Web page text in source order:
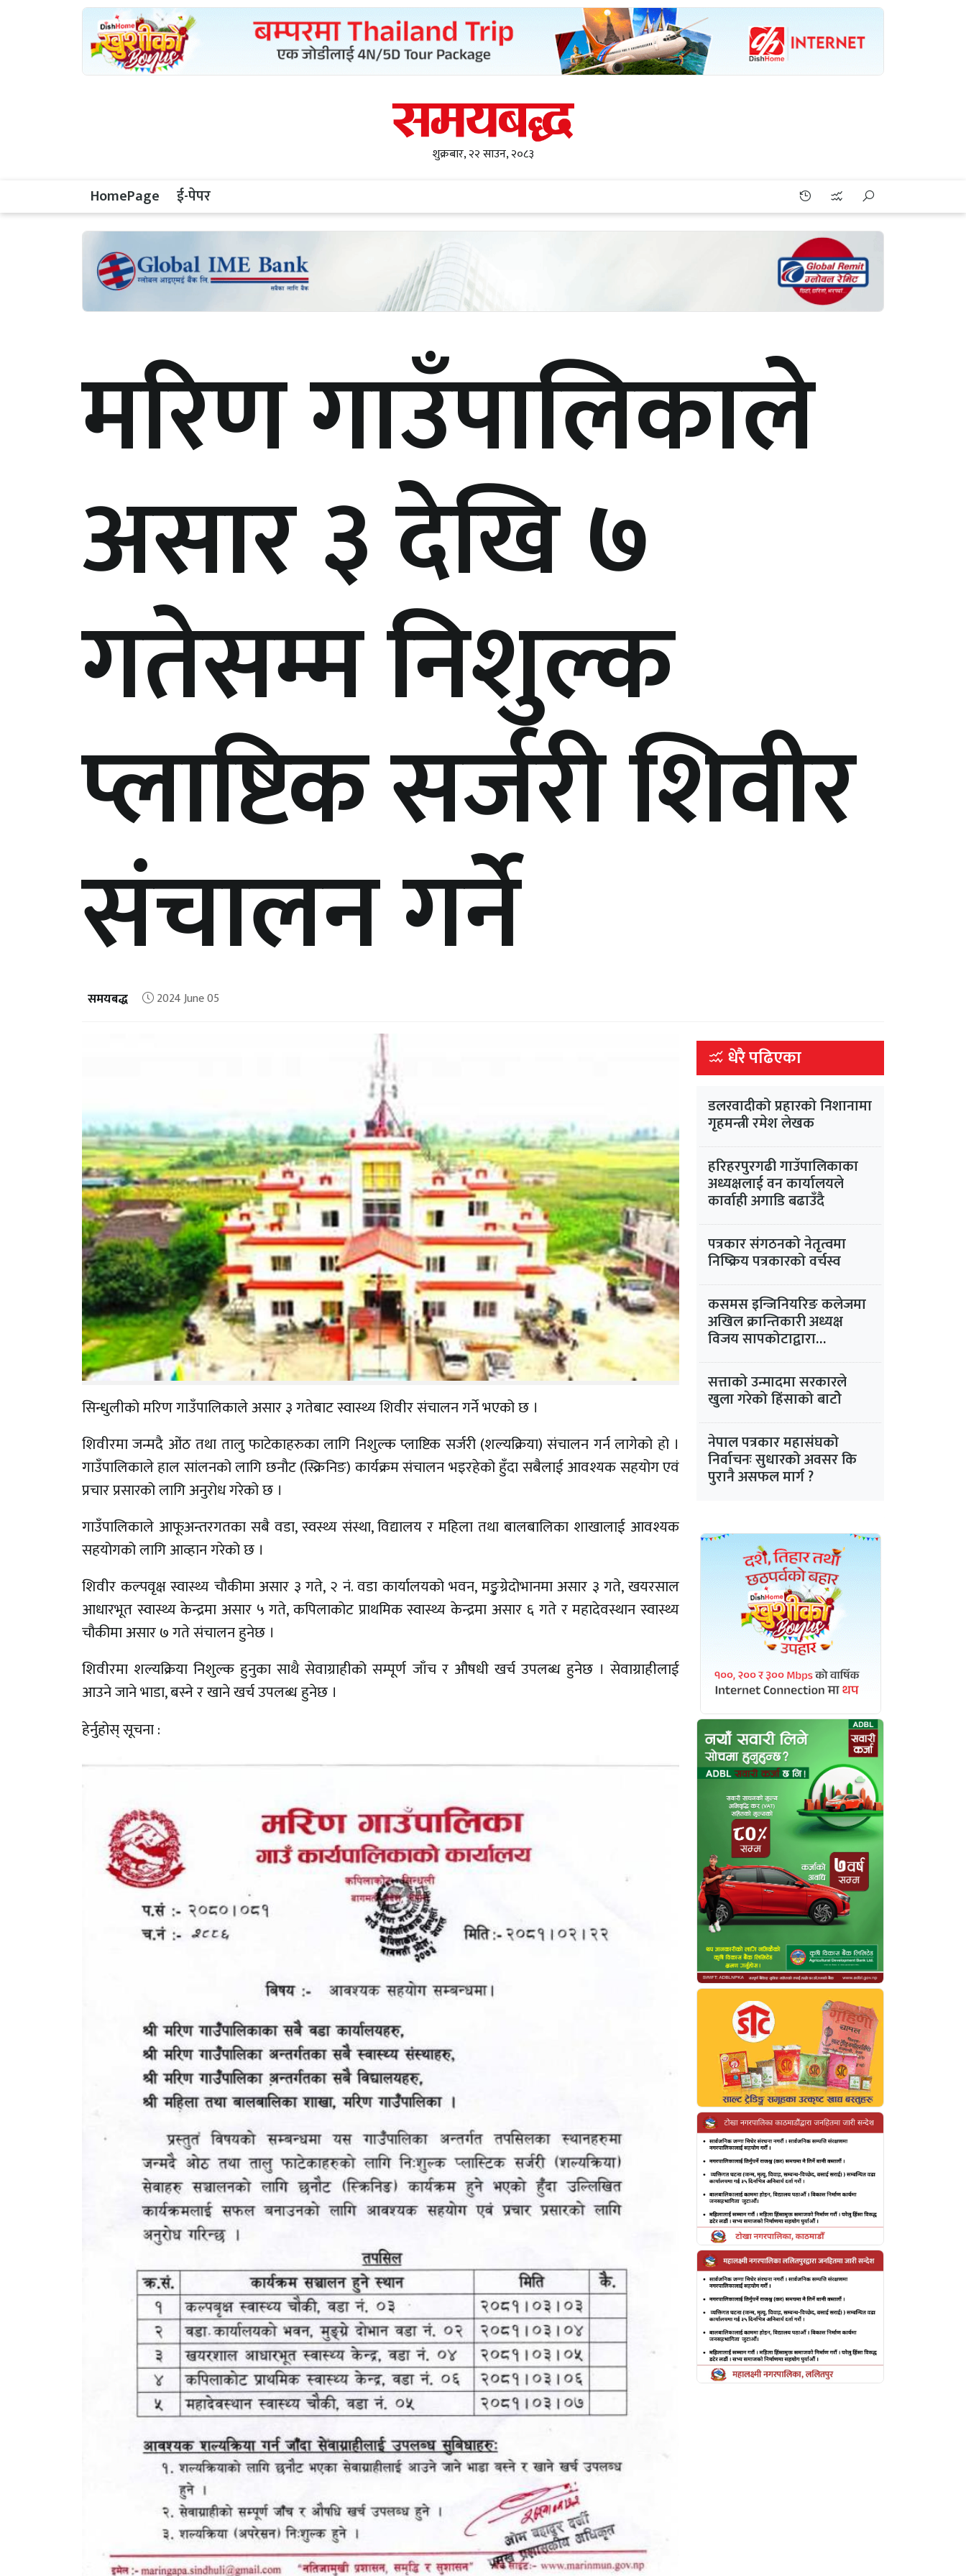
शुक्रबार, २२ साउन, २०८३
HomePage ई-पेपर
मरिण गाउँपालिकाले
असार ३ देखि ७
गतेसम्म निशुल्क
प्लाष्टिक सर्जरी शिवीर
संचालन गर्ने
समयबद्ध 2024 June 05
सिन्धुलीको मरिण गाउँपालिकाले असार ३ गतेबाट स्वास्थ्य शिवीर संचालन गर्ने भएको छ ।
शिवीरमा जन्मदै ओंठ तथा तालु फाटेकाहरुका लागि निशुल्क प्लाष्टिक सर्जरी (शल्यक्रिया) संचालन गर्न लागेको हो ।
गाउँपालिकाले हाल सांलनको लागि छनौट (स्क्रिनिङ) कार्यक्रम संचालन भइरहेको हुँदा सबैलाई आवश्यक सहयोग एवं
प्रचार प्रसारको लागि अनुरोध गरेको छ ।
गाउँपालिकाले आफूअन्तरगतका सबै वडा, स्वस्थ्य संस्था, विद्यालय र महिला तथा बालबालिका शाखालाई आवश्यक
सहयोगको लागि आव्हान गरेको छ ।
शिवीर कल्पवृक्ष स्वास्थ्य चौकीमा असार ३ गते, २ नं. वडा कार्यालयको भवन, मङु्ग्रेदोभानमा असार ३ गते, खयरसाल
आधारभूत स्वास्थ्य केन्द्रमा असार ५ गते, कपिलाकोट प्राथमिक स्वास्थ्य केन्द्रमा असार ६ गते र महादेवस्थान स्वास्थ्य
चौकीमा असार ७ गते संचालन हुनेछ ।
शिवीरमा शल्यक्रिया निशुल्क हुनुका साथै सेवाग्राहीको सम्पूर्ण जाँच र औषधी खर्च उपलब्ध हुनेछ । सेवाग्राहीलाई
आउने जाने भाडा, बस्ने र खाने खर्च उपलब्ध हुनेछ ।
हेर्नुहोस् सूचना :
धेरै पढिएका
डलरवादीको प्रहारको निशानामा
गृहमन्त्री रमेश लेखक
हरिहरपुरगढी गाउँपालिकाका
अध्यक्षलाई वन कार्यालयले
कार्वाही अगाडि बढाउँदै
पत्रकार संगठनको नेतृत्वमा
निष्क्रिय पत्रकारको वर्चस्व
कसमस इन्जिनियरिङ कलेजमा
अखिल क्रान्तिकारी अध्यक्ष
विजय सापकोटाद्वारा
समानान्तर गतिविधिको प्रयास
सत्ताको उन्मादमा सरकारले
खुला गरेको हिंसाको बाटोे
नेपाल पत्रकार महासंघको
निर्वाचनः सुधारको अवसर कि
पुरानै असफल मार्ग ?